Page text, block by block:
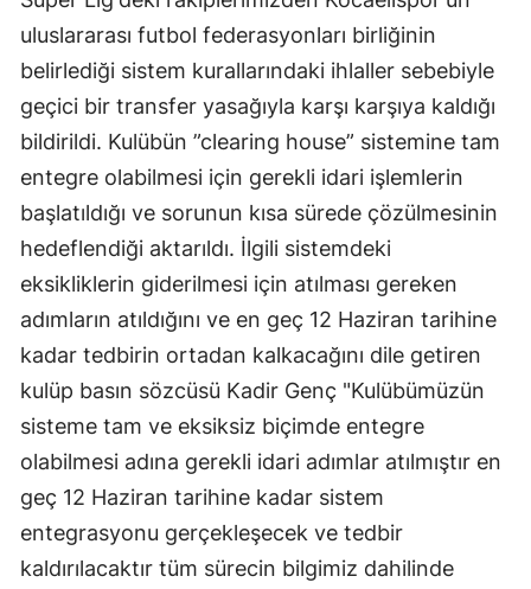
Erzurum
Eskişehir
Gaziantep
Giresun
Gümüşhane
Hakkari
Hatay
Isparta
Mersin
İstanbul
İzmir
Kars
uluslararası futbol federasyonları birliğinin
belirlediği sistem kurallarındaki ihlaller sebebiyle
geçici bir transfer yasağıyla karşı karşıya kaldığı
bildirildi. Kulübün ”clearing house” sistemine tam
entegre olabilmesi için gerekli idari işlemlerin
başlatıldığı ve sorunun kısa sürede çözülmesinin
hedeflendiği aktarıldı. İlgili sistemdeki
eksikliklerin giderilmesi için atılması gereken
adımların atıldığını ve en geç 12 Haziran tarihine
kadar tedbirin ortadan kalkacağını dile getiren
kulüp basın sözcüsü Kadir Genç "Kulübümüzün
sisteme tam ve eksiksiz biçimde entegre
olabilmesi adına gerekli idari adımlar atılmıştır en
geç 12 Haziran tarihine kadar sistem
entegrasyonu gerçekleşecek ve tedbir
kaldırılacaktır tüm sürecin bilgimiz dahilinde